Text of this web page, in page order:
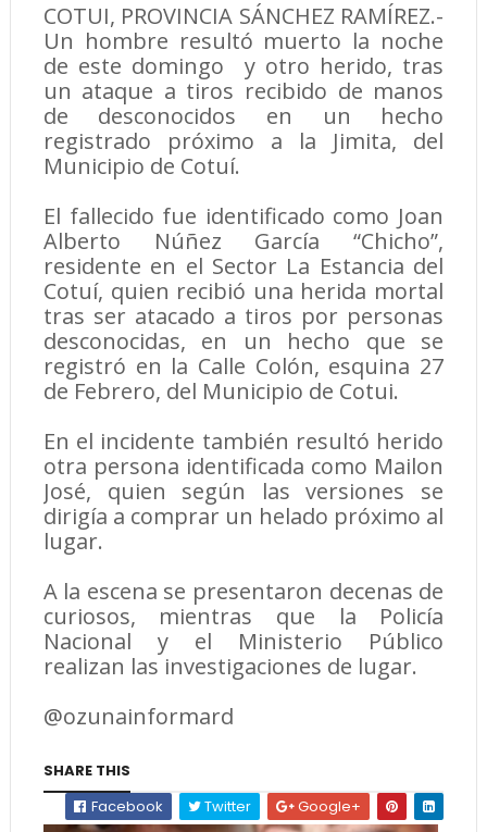
COTUI, PROVINCIA SÁNCHEZ RAMÍREZ.-
Un hombre resultó muerto la noche
de este domingo y otro herido, tras
un ataque a tiros recibido de manos
de desconocidos en un hecho
registrado próximo a la Jimita, del
Municipio de Cotuí.
El fallecido fue identificado como Joan
Alberto Núñez García “Chicho”,
residente en el Sector La Estancia del
Cotuí, quien recibió una herida mortal
tras ser atacado a tiros por personas
desconocidas, en un hecho que se
registró en la Calle Colón, esquina 27
de Febrero, del Municipio de Cotui.
En el incidente también resultó herido
otra persona identificada como Mailon
José, quien según las versiones se
dirigía a comprar un helado próximo al
lugar.
A la escena se presentaron decenas de
curiosos, mientras que la Policía
Nacional y el Ministerio Público
realizan las investigaciones de lugar.
@ozunainformard
SHARE THIS
Facebook
Twitter Google+